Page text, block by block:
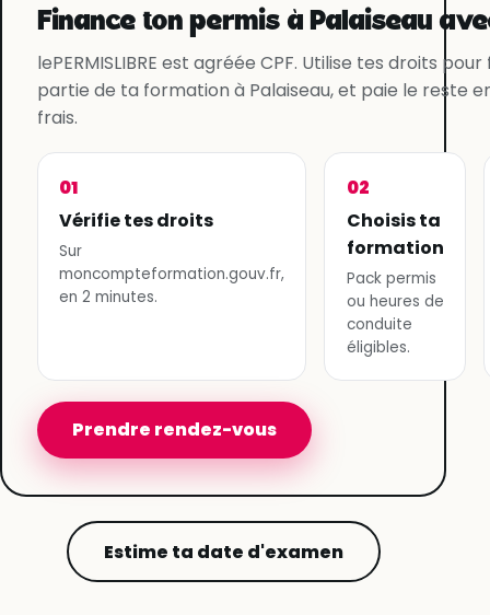
Finance ton permis à Palaiseau
lePERMISLIBRE est agréée CPF. Utilise tes droits
partie de ta formation à Palaiseau, et paie le reste
frais.
01
Vérifie tes droits
Sur
moncompteformation.gouv.fr,
en 2 minutes.
02
Choisis ta
formation
Pack permis
ou heures de
conduite
éligibles.
Prendre rendez-vous
Estime ta date d'examen